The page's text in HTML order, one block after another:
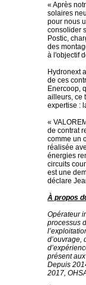
« Après
solaires
pour nous
consolider
Postic,
des
à l'objectif
Hydronext
de ces
Enercoop,
ailleurs, ce
expertise :
«
de contrat
comme un
réalisée
énergies
circuits
est une
déclare
À propos
Opérateur
processus
d’ouvrage,
présent
Depuis
2017,